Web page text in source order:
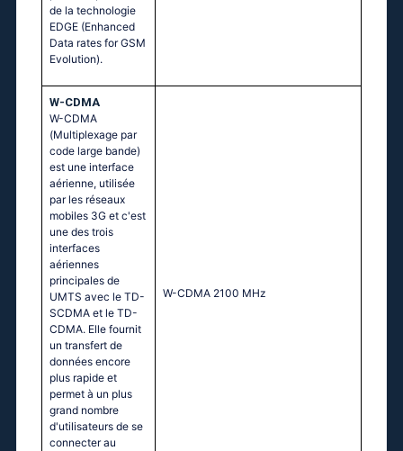
de la technologie
EDGE (Enhanced
Data rates for GSM
Evolution).
W-CDMA
W-CDMA
(Multiplexage par
code large bande)
est une interface
aérienne, utilisée
par les réseaux
mobiles 3G et c'est
une des trois
interfaces
aériennes
principales de
UMTS avec le TD-
SCDMA et le TD-
CDMA. Elle fournit
un transfert de
données encore
plus rapide et
permet à un plus
grand nombre
d'utilisateurs de se
connecter au
W-CDMA 2100 MHz